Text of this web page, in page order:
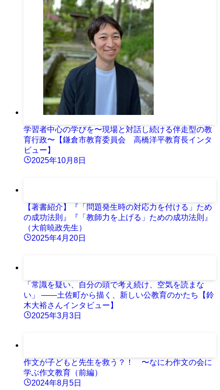
学習者中心の学びを〜現場と対話し続ける伴走型の教
育行政〜【鎌倉市教育委員会 高橋洋平教育長インタ
ビュー】
2025年10月8日
【著書紹介】『「問題発生時の対応力を付ける」ため
の成功法則』『「教師力を上げる」ための成功法則』
（大前暁政先生）
2025年4月20日
「常識を疑い、自分の頭で考え続け、空気を読まな
い」 ——土佐町から描く、新しい公教育のかたち【鈴
木大裕さんインタビュー】
2025年3月3日
作文が子どもと先生を救う？！ 〜なにわ作文の会に
学ぶ作文教育（前編）
2024年8月5日